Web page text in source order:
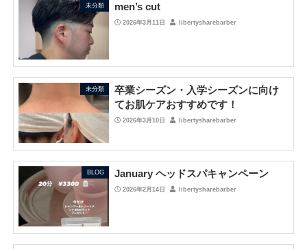
未分類 men’s cut
2026年3月11日 libertysharebarber
未分類
卒業シーズン・入学シーズンに向け
てお肌ケアおすすめです！
2026年3月10日 libertysharebarber
BLOG January ヘッドスパキャンペーン
2026年2月14日 libertysharebarber